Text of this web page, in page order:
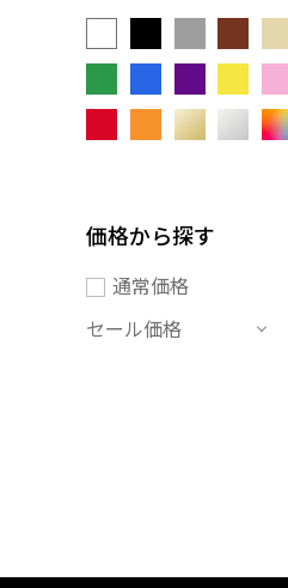
価格から探す
通常価格
セール価格